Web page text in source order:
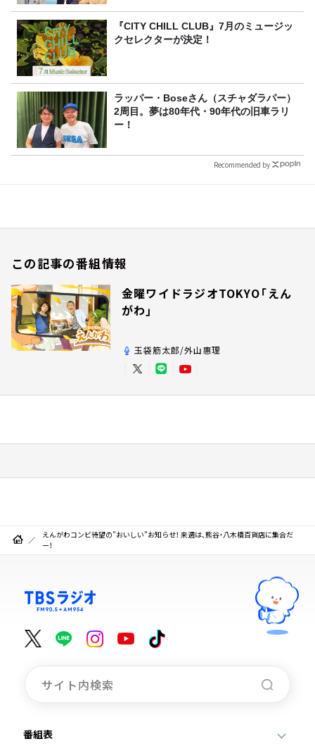
『CITY CHILL CLUB』7月のミュージッ
クセレクターが決定！
ラッパー・Boseさん（スチャダラパー）
2周目。夢は80年代・90年代の旧車ラリ
ー！
Recommended by
この記事の番組情報
金曜ワイドラジオTOKYO「えん
がわ」
玉袋筋太郎/外山惠理
えんがわコンビ待望の”おいしい”お知らせ！ 来週は、熊谷・八木橋百貨店に集合だ
ー！
番組表